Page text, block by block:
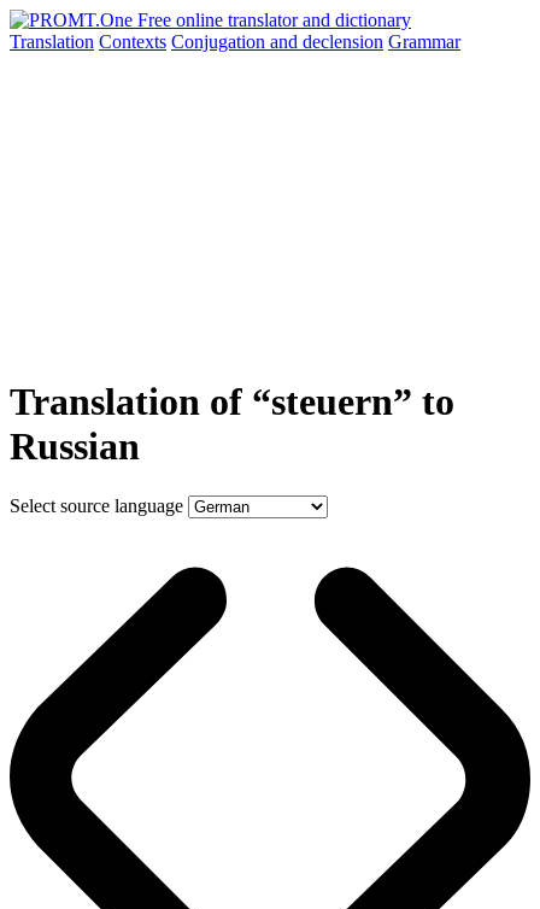
Translation Contexts Conjugation and declension Grammar
Translation of “steuern” to
Russian
Select source language